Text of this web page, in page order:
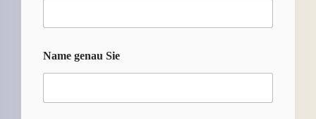
Name genau Sie